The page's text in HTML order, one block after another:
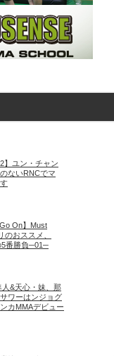
】ユン・チャン
ないRNCでマ
On】Must
おススメ、
5番勝負─01─
人&天心・妹、那
ワーはンジョグ
カMMAデビュー